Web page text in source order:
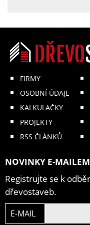
FIRMY
OSOBNÍ ÚDAJE
KALKULAČKY
PROJEKTY
RSS ČLÁNKŮ
NOVINKY E-
Registrujte se k
dřevostaveb.
E-MAIL